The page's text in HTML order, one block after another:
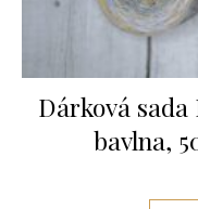
Dárková sada
bavlna,